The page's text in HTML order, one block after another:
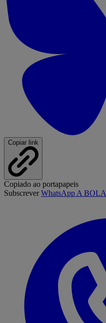
Copiar link
Copiado ao portapapeis
SubscreverWhatsApp A BOLA